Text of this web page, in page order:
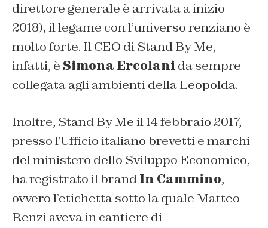
direttore generale è arrivata a inizio
2018), il legame con l’universo renziano è
molto forte. Il CEO di Stand By Me,
infatti, è Simona Ercolani da sempre
collegata agli ambienti della Leopolda.
Inoltre, Stand By Me il 14 febbraio 2017,
presso l’Ufficio italiano brevetti e marchi
del ministero dello Sviluppo Economico,
ha registrato il brandIn Cammino,
ovvero l’etichetta sotto la quale Matteo
Renzi aveva in cantiere di